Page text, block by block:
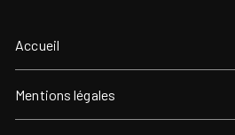
Accueil
Mentions légales